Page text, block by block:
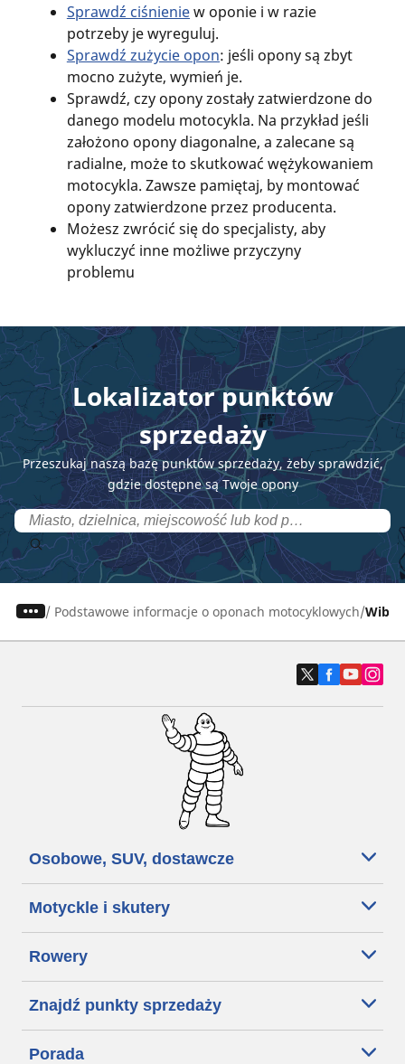
Sprawdź ciśnieniew oponie i w razie
potrzeby je wyreguluj.
Sprawdź zużycie opon: jeśli opony są zbyt
mocno zużyte, wymień je.
Sprawdź, czy opony zostały zatwierdzone do
danego modelu motocykla. Na przykład jeśli
założono opony diagonalne, a zalecane są
radialne, może to skutkować wężykowaniem
motocykla. Zawsze pamiętaj, by montować
opony zatwierdzone przez producenta.
Możesz zwrócić się do specjalisty, aby
wykluczyć inne możliwe przyczyny
problemu
Lokalizator punktów
sprzedaży
Przeszukaj naszą bazę punktów sprzedaży, żeby sprawdzić,
gdzie dostępne są Twoje opony
/ Podstawowe informacje o oponach motocyklowych
Osobowe, SUV, dostawcze
Motyckle i skutery
Rowery
Znajdź punkty sprzedaży
Porada